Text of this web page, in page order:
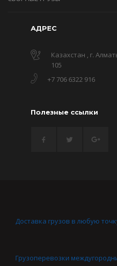
АДРЕС
Казахстан , г.
105
+7 706 6322 916
Полезные ссылки
Доставка грузов в любую
Грузоперевозки